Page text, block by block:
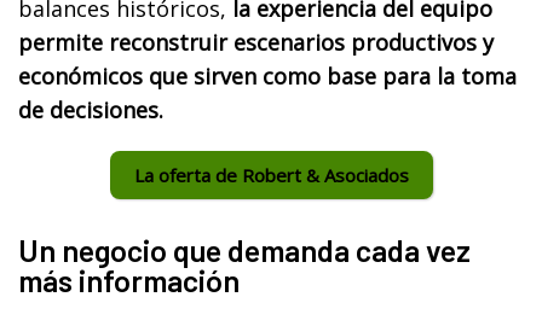
balances históricos, la experiencia del equipo
permite reconstruir escenarios productivos y
económicos que sirven como base para la toma
de decisiones.
La oferta de Robert & Asociados
Un negocio que demanda cada vez
más información